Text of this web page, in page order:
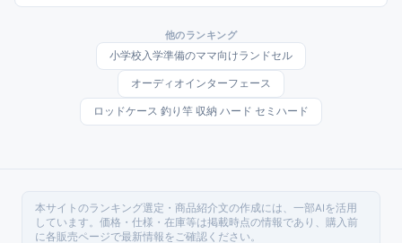
ヘドロトルネード・e-goods 木村石鹸Cシリーズ・Reapri じゃぶじゃぶ
クリーンを整理。
他のランキング
小学校入学準備のママ向けランドセル
オーディオインターフェース
ロッドケース 釣り竿 収納 ハード セミハード
本サイトのランキング選定・商品紹介文の作成には、一部AIを活用
しています。価格・仕様・在庫等は掲載時点の情報であり、購入前
に各販売ページで最新情報をご確認ください。